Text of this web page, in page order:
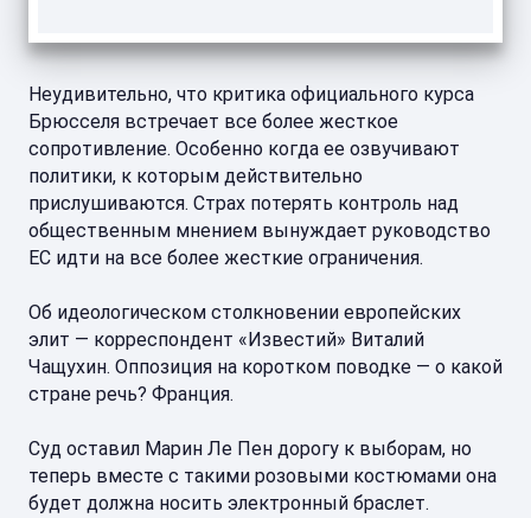
Неудивительно, что критика официального курса
Брюсселя встречает все более жесткое
сопротивление. Особенно когда ее озвучивают
политики, к которым действительно
прислушиваются. Страх потерять контроль над
общественным мнением вынуждает руководство
ЕС идти на все более жесткие ограничения.
Об идеологическом столкновении европейских
элит — корреспондент «Известий» Виталий
Чащухин. Оппозиция на коротком поводке — о какой
стране речь? Франция.
Суд оставил Марин Ле Пен дорогу к выборам, но
теперь вместе с такими розовыми костюмами она
будет должна носить электронный браслет.